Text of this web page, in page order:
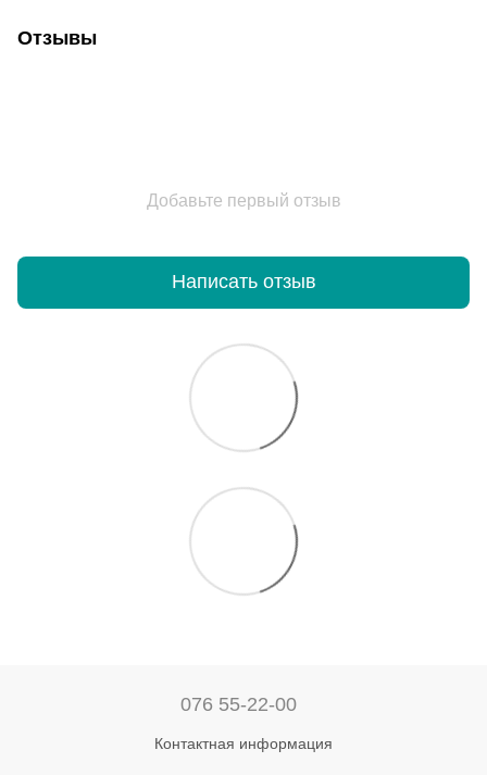
Отзывы
Добавьте первый отзыв
Написать отзыв
076 55-22-00
Контактная информация